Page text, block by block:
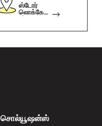
ஸ்டோர்
லொக்கேட்
சொல்யூஷன்ஸ்